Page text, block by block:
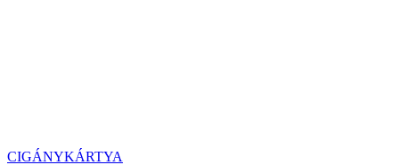
CIGÁNYKÁRTYA